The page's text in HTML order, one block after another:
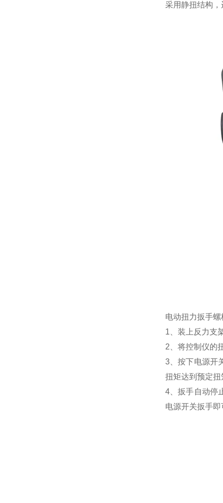
采用静扭结构
电动扭力扳手螺
1、装上反力支
2、将控制仪的
3、按下电源开
扭矩达到预定
4、扳手自动停
电源开关扳手